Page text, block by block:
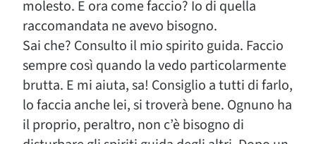
molesto. E ora come faccio? Io di quella
raccomandata ne avevo bisogno.
Sai che? Consulto il mio spirito guida. Faccio
sempre così quando la vedo particolarmente
brutta. E mi aiuta, sa! Consiglio a tutti di farlo,
lo faccia anche lei, si troverà bene. Ognuno ha
il proprio, peraltro, non c’è bisogno di